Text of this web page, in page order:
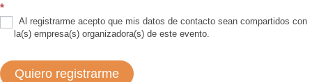
*
Al registrarme acepto que mis datos de contacto sean compartidos con
la(s) empresa(s) organizadora(s) de este evento.
Quiero registrarme